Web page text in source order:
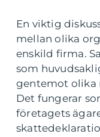
En viktig
mellan olika
enskild firma.
som
gentemot olika
Det fungerar
företagets